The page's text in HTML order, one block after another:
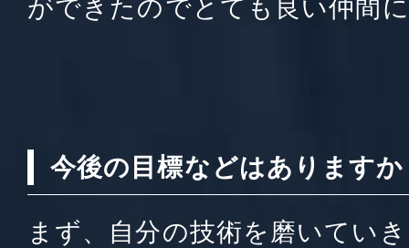
ができたのでとても良い仲間
今後の目標などはありますか
まず、自分の技術を磨いてい